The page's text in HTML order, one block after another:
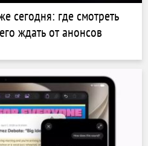
сегодня: где смотреть
ждать от анонсов